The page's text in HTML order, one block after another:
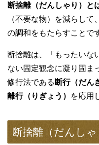
断捨離（だんしゃり）と
（不要な物）を減らし
の調和をもたらすことで
断捨離は、「もったいな
ない固定観念に凝り固ま
修行法である 断行（だん
離行（りぎょう）
を応用
断捨離（だんし